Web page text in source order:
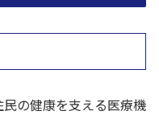
の健康を支える医療機